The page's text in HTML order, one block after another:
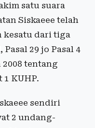
satu suara
Siskaeee telah
kesatu dari tiga
29 jo Pasal 4
2008 tentang
1 KUHP.
sendiri
2 undang-